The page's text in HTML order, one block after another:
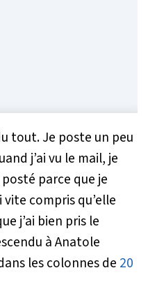
tout. Je poste un peu
j’ai vu le mail, je
parce que je
compris qu’elle
j’ai bien pris le
à Anatole
les colonnes de 20